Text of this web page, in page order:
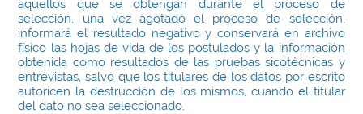
aquellos que se obtengan durante el proceso de
selección, una vez agotado el proceso de selección,
informará el resultado negativo y conservará en archivo
físico las hojas de vida de los postulados y la información
obtenida como resultados de las pruebas sicotécnicas y
entrevistas, salvo que los titulares de los datos por escrito
autoricen la destrucción de los mismos, cuando el titular
del dato no sea seleccionado.